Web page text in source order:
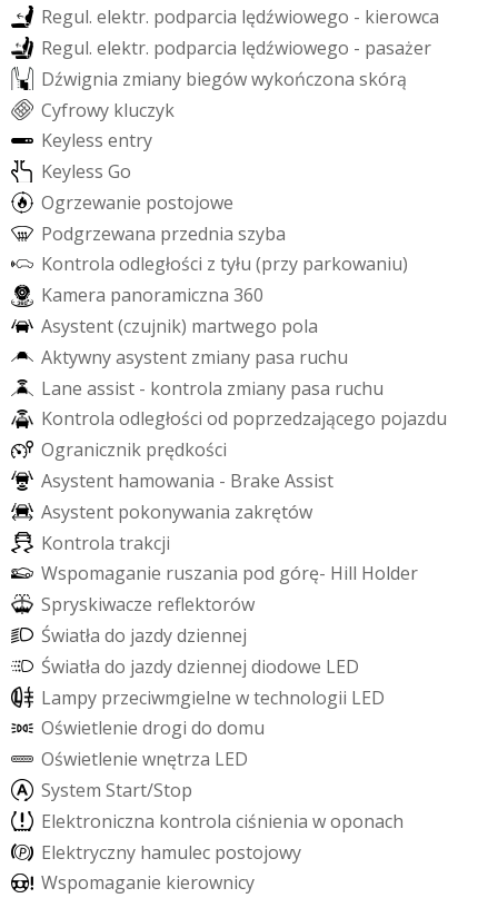
Regul. elektr. podparcia lędźwiowego - kierowca
Regul. elektr. podparcia lędźwiowego - pasażer
Dźwignia zmiany biegówwykończona skórą
Cyfrowy kluczyk
Keyless entry
Keyless Go
Ogrzewanie postojowe
Podgrzewana przednia szyba
Kontrola odległości z tyłu (przy parkowaniu)
Kamera panoramiczna 360
Asystent(czujnik) martwego pola
Aktywnyasystent zmiany pasa ruchu
Lane assist - kontrola zmiany pasa ruchu
Kontrola odległości od poprzedzającego pojazdu
Ogranicznik prędkości
Asystent hamowania - Brake Assist
Asystent pokonywania zakrętów
Kontrola trakcji
Wspomaganie ruszania pod górę- Hill Holder
Spryskiwacze refektorów
Światła do jazdydziennej
Światła do jazdydziennej diodowe LED
Lampy przeciwmgielne wtechnologii LED
Oświetlenie drogi do domu
Oświetlenie wnętrza LED
System Start/Stop
Elektroniczna kontrola ciśnienia woponach
Elektryczny hamulec postojowy
Wspomaganie kierownicy